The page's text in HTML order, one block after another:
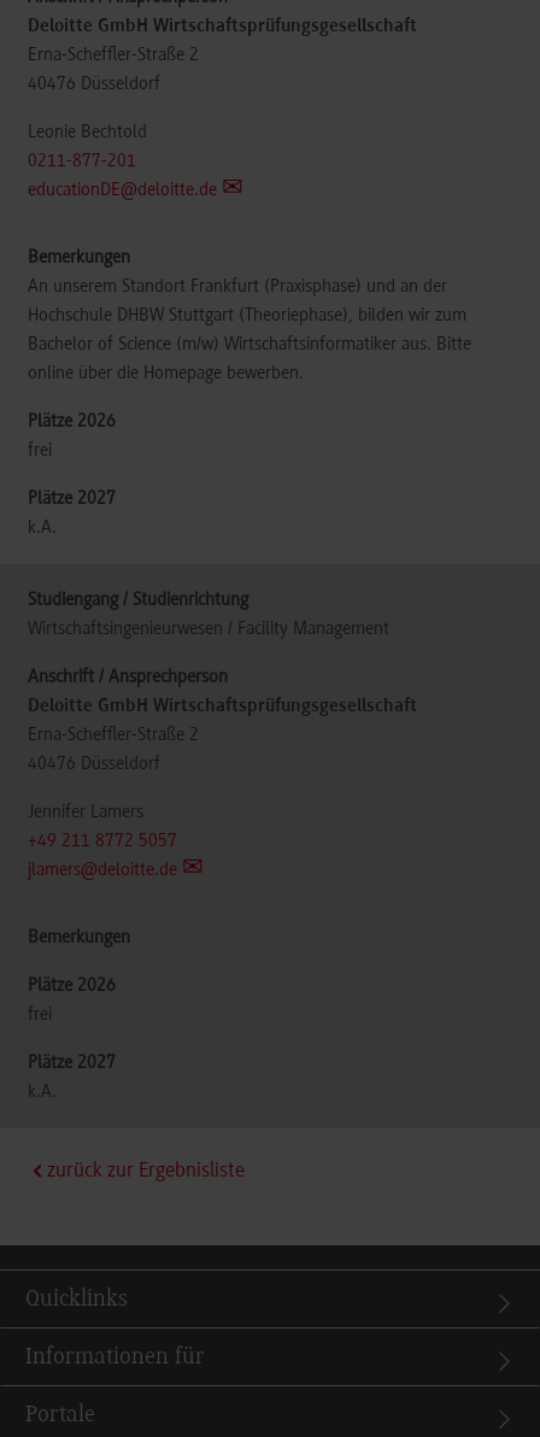
Deloitte GmbH Wirtschaftsprüfungsgesellschaft
Erna-Scheffler-Straße 2
40476 Düsseldorf
Leonie Bechtold
0211-877-201
educationDE@deloitte.de
An unserem Standort Frankfurt (Praxisphase) und an der
Hochschule DHBW Stuttgart (Theoriephase), bilden wir zum
Bachelor of Science (m/w) Wirtschaftsinformatiker aus. Bitte
online über die Homepage bewerben.
frei
k.A.
Wirtschaftsingenieurwesen / Facility Management
Deloitte GmbH Wirtschaftsprüfungsgesellschaft
Erna-Scheffler-Straße 2
40476 Düsseldorf
Jennifer Lamers
+49 211 8772 5057
jlamers@deloitte.de
frei
k.A.
zurück zur Ergebnisliste
Quicklinks
Informationen für
Portale